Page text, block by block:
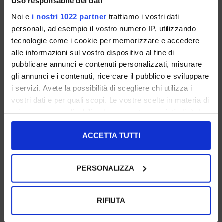
Noi e i nostri 1022 partner trattiamo i vostri dati
personali, ad esempio il vostro numero IP, utilizzando
tecnologie come i cookie per memorizzare e accedere
alle informazioni sul vostro dispositivo al fine di
pubblicare annunci e contenuti personalizzati, misurare
gli annunci e i contenuti, ricercare il pubblico e sviluppare
i servizi. Avete la possibilità di scegliere chi utilizza i
vostri dati e per quali scopi. Le vostre scelte in materia di
in cui avete effettuato le vostre scelte. È possibile
modificare o revocare il proprio consenso in qualsiasi
momento dalla Dichiarazione sui cookie o facendo clic
Con il tuo consenso, vorremmo anche:
raccogliere informazioni sulla tua posizione
ACCETTA TUTTI
PERSONALIZZA
RIFIUTA
Tacco Basso
Dettagli Effetto Pitonato
PROMOZIONI